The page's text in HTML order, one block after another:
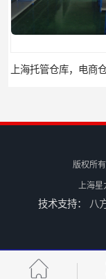
版权所
上海
技术支持： 八